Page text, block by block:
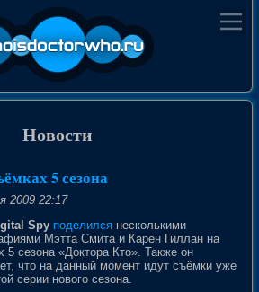
Новости
5 сезона
2009 22:17
Spy поделился несколькими
Мэтта Смита и Карен Гиллан на
5 сезона «Доктора Кто». Также он
что на данный момент идут съёмки уже
серии нового сезона.